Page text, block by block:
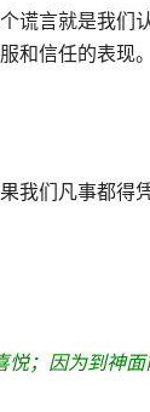
谎言就是我
和信任的表现。
我们凡事都
；因为到神